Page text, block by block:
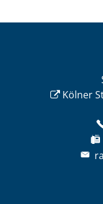
Kölner